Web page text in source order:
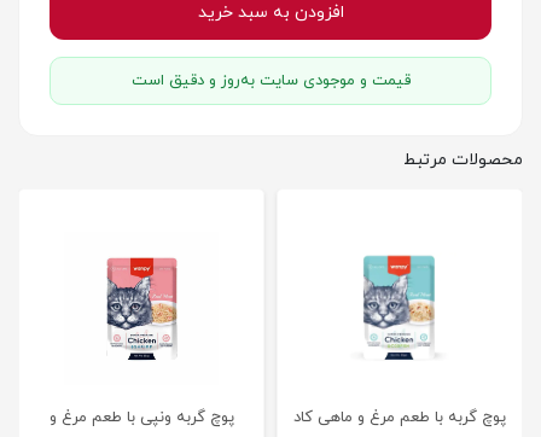
افزودن به سبد خرید
قیمت و موجودی سایت به‌روز و دقیق است
محصولات مرتبط
پوچ گربه با طعم مرغ و ماهی کاد پوچ گربه ونپی با طعم مرغ و